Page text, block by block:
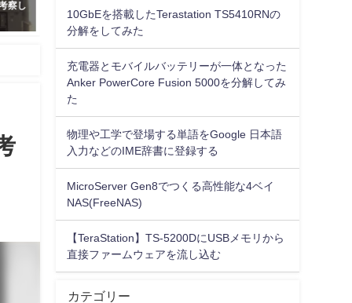
まし
Fusion 5000を分解してみた
2020年5月5日
10GbEを搭載したTerastation TS5410RNの
分解をしてみた
充電器とモバイルバッテリーが一体となった
Anker PowerCore Fusion 5000を分解してみ
た
物理や工学で登場する単語をGoogle 日本語
入力などのIME辞書に登録する
MicroServer Gen8でつくる高性能な4ベイ
NAS(FreeNAS)
【TeraStation】TS-5200DにUSBメモリから
直接ファームウェアを流し込む
カテゴリー